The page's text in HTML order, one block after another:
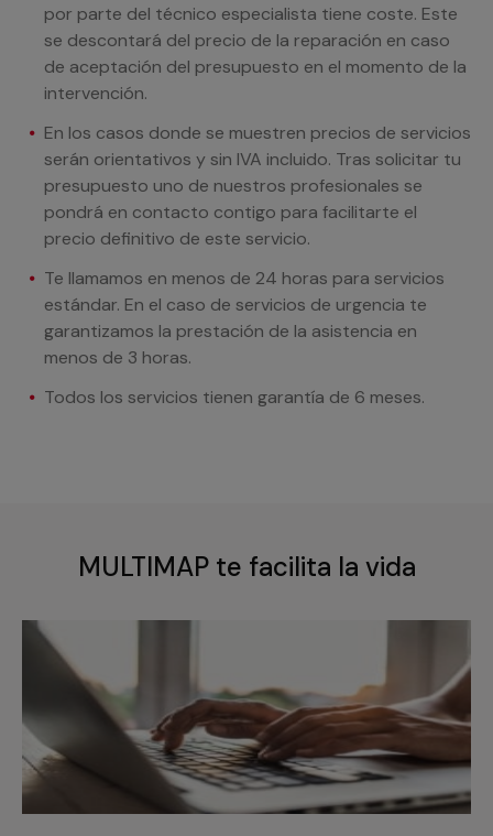
por parte del técnico especialista tiene coste. Este
se descontará del precio de la reparación en caso
de aceptación del presupuesto en el momento de la
intervención.
En los casos donde se muestren precios de servicios
serán orientativos y sin IVA incluido. Tras solicitar tu
presupuesto uno de nuestros profesionales se
pondrá en contacto contigo para facilitarte el
precio definitivo de este servicio.
Te llamamos en menos de 24 horas para servicios
estándar. En el caso de servicios de urgencia te
garantizamos la prestación de la asistencia en
menos de 3 horas.
Todos los servicios tienen garantía de 6 meses.
MULTIMAP te facilita la vida